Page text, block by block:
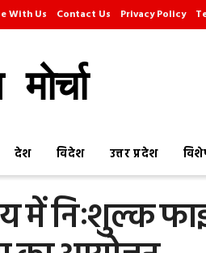
With Us Contact Us Privacy Policy
देश विदेश उत्तर प्रदेश
में निःशुल्क